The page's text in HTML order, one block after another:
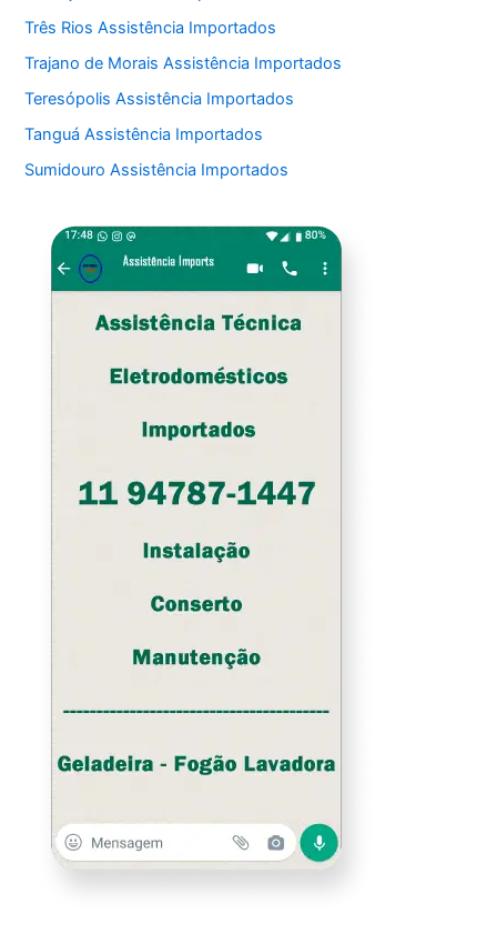
Três Rios Assistência Importados
Trajano de Morais Assistência Importados
Teresópolis Assistência Importados
Tanguá Assistência Importados
Sumidouro Assistência Importados